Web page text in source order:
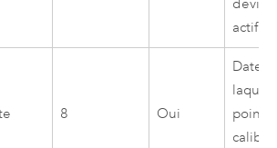
actif.
8 Oui
Date à
point